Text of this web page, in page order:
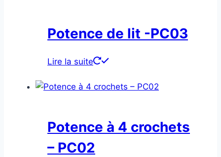
Potence de lit -PC03
Lire la suite
Potence à 4 crochets
– PC02